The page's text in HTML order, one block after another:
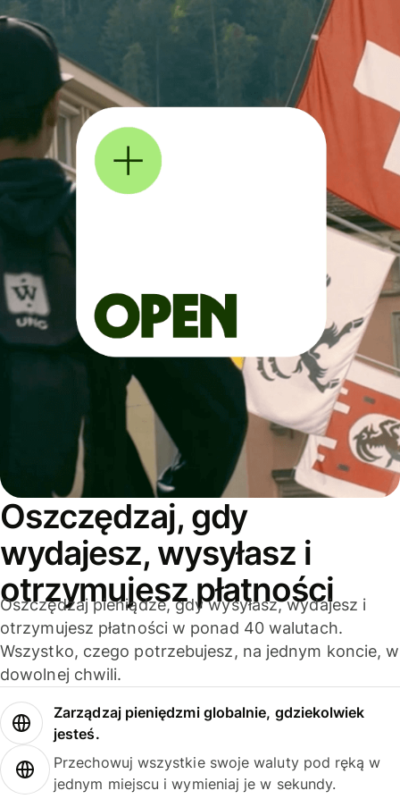
Oszczędzaj, gdy
wydajesz, wysyłasz i
otrzymujesz płatności
Oszczędzaj pieniądze, gdy wysyłasz, wydajesz i
otrzymujesz płatności w ponad 40 walutach.
Wszystko, czego potrzebujesz, na jednym koncie, w
dowolnej chwili.
Zarządzaj pieniędzmi globalnie, gdziekolwiek
jesteś.
Przechowuj wszystkie swoje waluty pod ręką w
jednym miejscu i wymieniaj je w sekundy.